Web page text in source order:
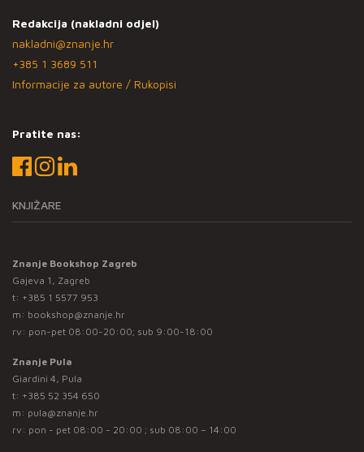
Redakcija (nakladni odjel)
nakladni@znanje.hr
+385 1 3689 511
Informacije za autore / Rukopisi
Pratite nas:
KNJIŽARE
Znanje Bookshop Zagreb
Gajeva 1, Zagreb
t: +385 1 5577 953
m: bookshop@znanje.hr
rv: pon-pet 08:00-20:00; sub 9:00-18:00
Znanje Pula
Giardini 4, Pula
t: +385 52 354 650
m: pula@znanje.hr
rv: pon - pet 08:00 - 20:00 ; sub 08:00 – 14:00